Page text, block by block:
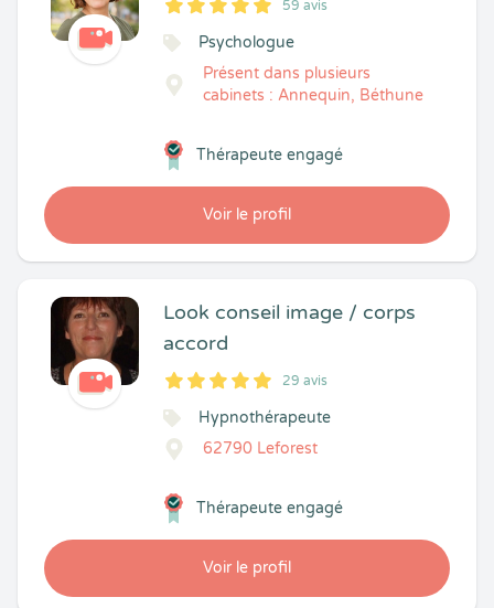
5
1
5
59 59 avis
Psychologue
Présent dans plusieurs
cabinets : Annequin, Béthune
Voir le profil
Thérapeute engagé
Look conseil image / corps
accord
5
1
5
29 29 avis
Hypnothérapeute
62790 Leforest
Voir le profil
Thérapeute engagé